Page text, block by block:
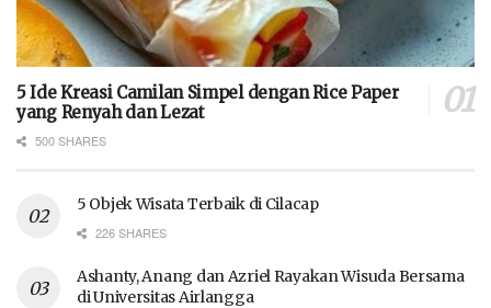
5 Ide Kreasi Camilan Simpel dengan Rice Paper
yang Renyah dan Lezat
500 SHARES
5 Objek Wisata Terbaik di Cilacap
226 SHARES
Ashanty, Anang dan Azriel Rayakan Wisuda Bersama
di Universitas Airlangga